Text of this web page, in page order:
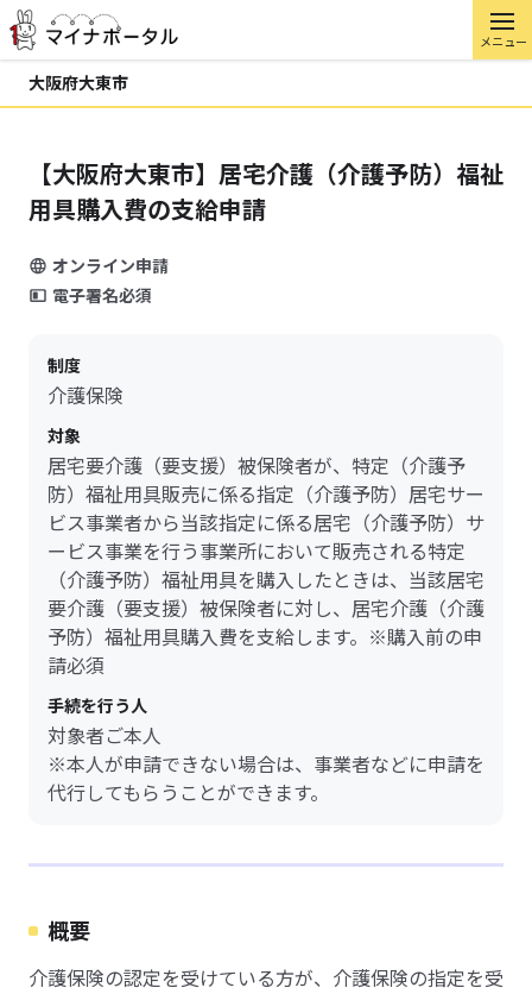
メニュー
大阪府大東市
【大阪府大東市】居宅介護（介護予防）福祉
用具購入費の支給申請
オンライン申請
電子署名必須
制度
介護保険
対象
居宅要介護（要支援）被保険者が、特定（介護予
防）福祉用具販売に係る指定（介護予防）居宅サー
ビス事業者から当該指定に係る居宅（介護予防）サ
ービス事業を行う事業所において販売される特定
（介護予防）福祉用具を購入したときは、当該居宅
要介護（要支援）被保険者に対し、居宅介護（介護
予防）福祉用具購入費を支給します。※購入前の申
請必須
手続を行う人
対象者ご本人
※本人が申請できない場合は、事業者などに申請を
代行してもらうことができます。
概要
介護保険の認定を受けている方が、介護保険の指定を受